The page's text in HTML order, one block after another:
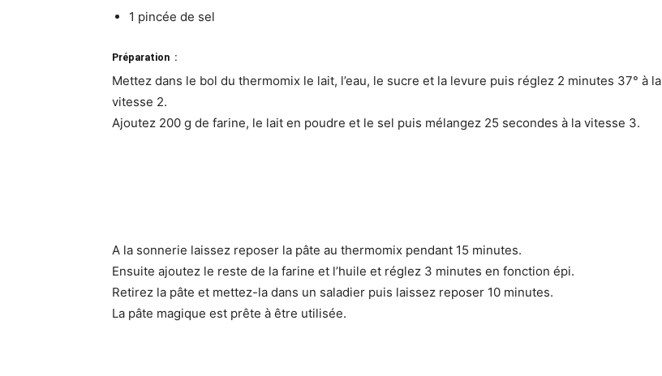
1 pincée de sel
Préparation :
Mettez dans le bol du thermomix le lait, l’eau, le sucre et la levure puis réglez 2 minutes 37° à la
vitesse 2.
Ajoutez 200 g de farine, le lait en poudre et le sel puis mélangez 25 secondes à la vitesse 3.
A la sonnerie laissez reposer la pâte au thermomix pendant 15 minutes.
Ensuite ajoutez le reste de la farine et l’huile et réglez 3 minutes en fonction épi.
Retirez la pâte et mettez-la dans un saladier puis laissez reposer 10 minutes.
La pâte magique est prête à être utilisée.